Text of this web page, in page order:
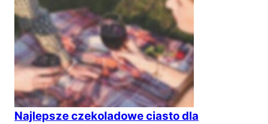
Najlepsze czekoladowe ciasto dla